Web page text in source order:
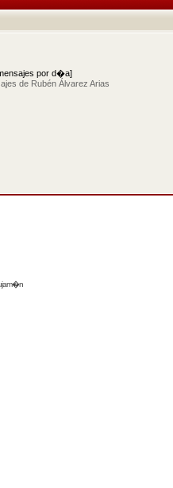
por d�a]
de Rubén Álvarez Arias